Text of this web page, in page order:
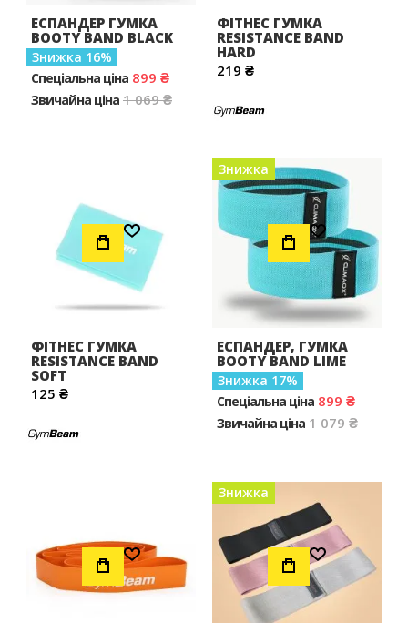
ЕСПАНДЕР ГУМКА
BOOTY BAND BLACK
Знижка 16
Спеціальна ціна 899 ₴
Звичайна ціна 1 069 ₴
ФІТНЕС ГУМКА
RESISTANCE BAND
HARD
219 ₴
Додати до Списку Бажань
ФІТНЕС ГУМКА
RESISTANCE BAND
SOFT
125 ₴
Додати до Списку Бажань
Знижка
ЕСПАНДЕР, ГУМКА
BOOTY BAND LIME
Знижка 17
Спеціальна ціна 899 ₴
Звичайна ціна 1 079 ₴
Додати до Списку Бажань Додати до Списку Бажань
Знижка